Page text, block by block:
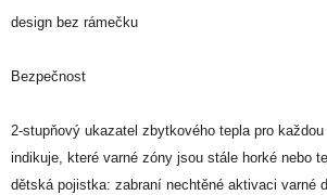
design bez rámečku
Bezpečnost
2-stupňový ukazatel zbytkového tepla pro každou
indikuje, které varné zóny jsou stále horké nebo
dětská pojistka: zabraní nechtěné aktivaci varné